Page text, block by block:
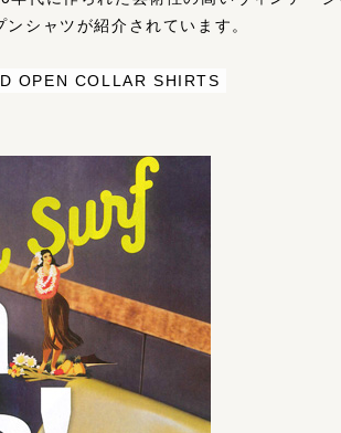
シャツが紹介されています。
OPEN COLLAR SHIRTS